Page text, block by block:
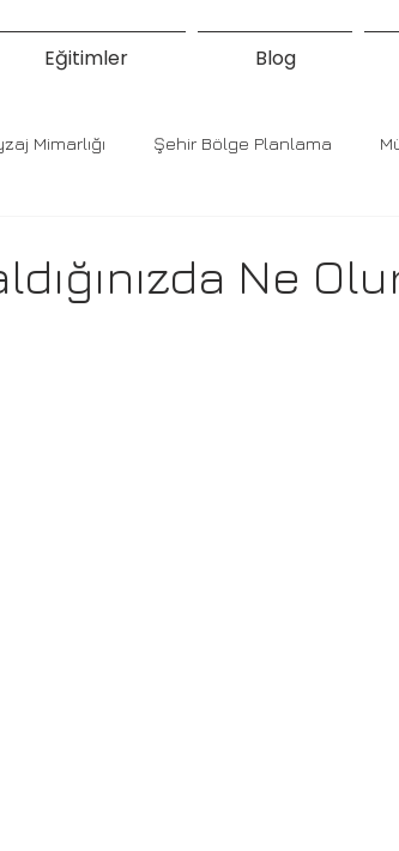
Eğitimler Blog
Mimarlığı Şehir Bölge Planlama
Ne